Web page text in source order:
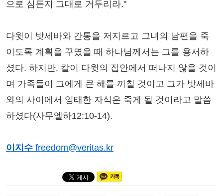
으로 심든지 그대로 거두리라."
다윗이 밧세바와 간통을 저지르고 그녀의 남편을 죽
이도록 계획을 꾸몄을 때 하나님께서는 그를 용서하
셨다. 하지만, 칼이 다윗의 집안에서 떠나지 않을 것이
며 가족들이 그에게 큰 해를 끼칠 것이고 그가 밧세바
와의 사이에서 잉태한 자식은 죽게 될 것이라고 말씀
하셨다(사무엘하12:10-14).
이지수 freedom@veritas.kr